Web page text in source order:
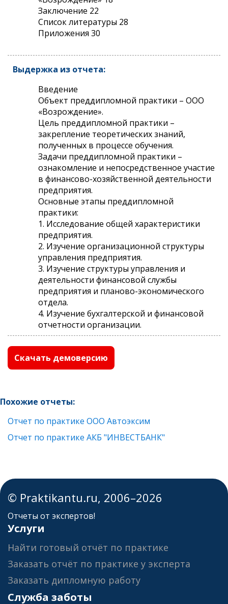
Заключение 22
Список литературы 28
Приложения 30
Выдержка из отчета:
Введение
Объект преддипломной практики – ООО
«Возрождение».
Цель преддипломной практики –
закрепление теоретических знаний,
полученных в процессе обучения.
Задачи преддипломной практики –
ознакомление и непосредственное участие
в финансово-хозяйственной деятельности
предприятия.
Основные этапы преддипломной
практики:
1. Исследование общей характеристики
предприятия.
2. Изучение организационной структуры
управления предприятия.
3. Изучение структуры управления и
деятельности финансовой службы
предприятия и планово-экономического
отдела.
4. Изучение бухгалтерской и финансовой
отчетности организации.
Скачать демоверсию
Похожие отчеты:
Отчет по практике ООО Автоэксим
Отчет по практике АКБ "ИНВЕСТБАНК"
© Praktikantu.ru, 2006–2026
Отчеты от экспертов!
Услуги
Найти готовый отчёт по практике
Заказать отчёт по практике у эксперта
Заказать дипломную работу
Служба заботы